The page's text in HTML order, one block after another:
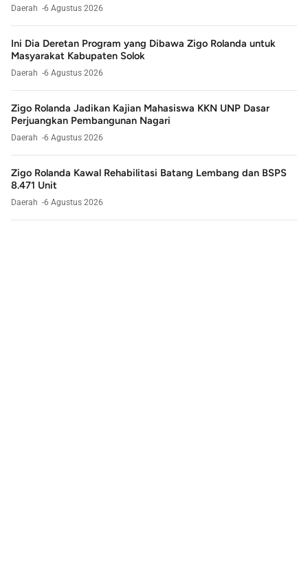
Daerah 6 Agustus 2026
Ini Dia Deretan Program yang Dibawa Zigo Rolanda untuk
Masyarakat Kabupaten Solok
Daerah 6 Agustus 2026
Zigo Rolanda Jadikan Kajian Mahasiswa KKN UNP Dasar
Perjuangkan Pembangunan Nagari
Daerah 6 Agustus 2026
Zigo Rolanda Kawal Rehabilitasi Batang Lembang dan BSPS
8.471 Unit
Daerah 6 Agustus 2026